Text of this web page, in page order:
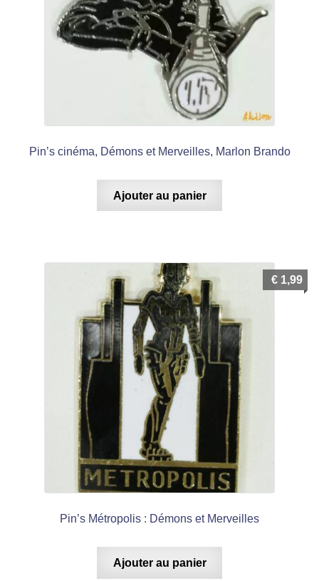
Pin’s cinéma, Démons et Merveilles, Marlon Brando
Ajouter au panier
Pin’s Métropolis : Démons et Merveilles
€ 1,99
Ajouter au panier